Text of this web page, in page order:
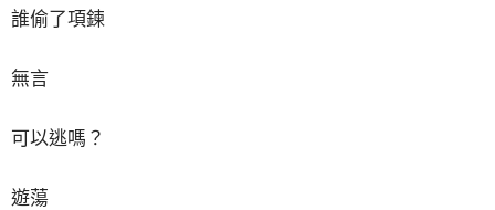
誰偷了項鍊
無言
可以逃嗎？
遊蕩